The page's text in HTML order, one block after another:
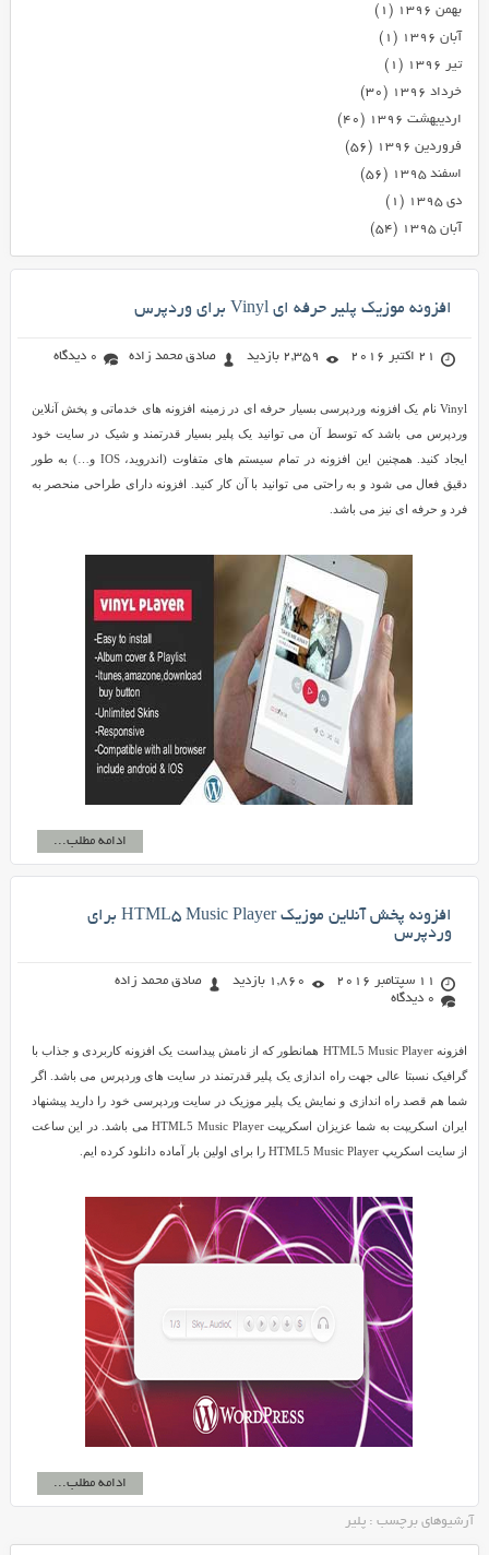
بهمن ۱۳۹۶
(۱)
آبان ۱۳۹۶
(۱)
تیر ۱۳۹۶
(۱)
خرداد ۱۳۹۶
(۳۰)
اردیبهشت ۱۳۹۶
(۴۰)
فروردین ۱۳۹۶
(۵۶)
اسفند ۱۳۹۵
(۵۶)
دی ۱۳۹۵
(۱)
آبان ۱۳۹۵
(۵۴)
افزونه موزیک پلیر حرفه ای Vinyl برای وردپرس
21 اکتبر 2016 2,359 بازدید صادق محمد زاده 0 دیدگاه
Vinyl نام یک افزونه وردپرسی بسیار حرفه ای در زمینه افزونه های خدماتی و پخش آنلاین
وردپرس می باشد که توسط آن می توانید یک پلیر بسیار قدرتمند و شیک در سایت خود
ایجاد کنید. همچنین این افزونه در تمام سیستم های متفاوت (اندروید، IOS و…) به طور
دقیق فعال می شود و به راحتی می توانید با آن کار کنید. افزونه دارای طراحی منحصر به
فرد و حرفه ای نیز می باشد.
ادامه مطلب...
افزونه پخش آنلاین موزیک HTML5 Music Player برای
وردپرس
11 سپتامبر 2016 1,860 بازدید
صادق محمد زاده
0 دیدگاه
افزونه HTML5 Music Player همانطور که از نامش پیداست یک افزونه کاربردی و جذاب با
گرافیک نسبتا عالی جهت راه اندازی یک پلیر قدرتمند در سایت های وردپرس می باشد. اگر
شما هم قصد راه اندازی و نمایش یک پلیر موزیک در سایت وردپرسی خود را دارید پیشنهاد
ایران اسکریپت به شما عزیزان اسکریپت HTML5 Music Player می باشد. در این ساعت
از سایت اسکریپ HTML5 Music Player را برای اولین بار آماده دانلود کرده ایم.
ادامه مطلب...
آرشیوهای برچسب : پلیر